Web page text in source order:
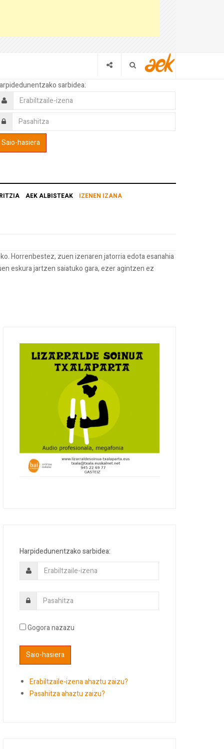
sarbidea:
AEK ALBISTEAK IZENEN IZANA
Horrenbestez, zuen izenaren jatorria edota esanahia
eskura jartzen saiatuko gara, ezer agintzen ez
Harpidedunentzako sarbidea:
Gogora nazazu
Erabiltzaile-izena ahaztu zaizu?
Pasahitza ahaztu zaizu?